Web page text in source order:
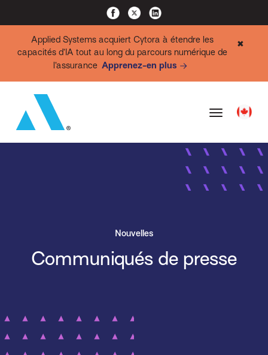
Applied Systems acquiert Cytora à étendre les
capacités d’IA tout au long du parcours numérique de
l’assurance Apprenez-en plus
✖
Nouvelles
Communiqués de presse